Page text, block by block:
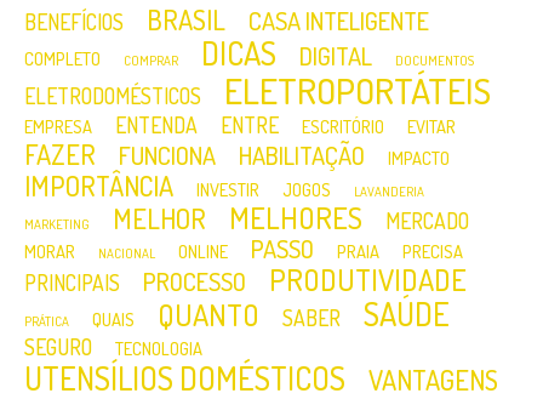
BENEFÍCIOS BRASIL CASA INTELIGENTE
COMPLETO COMPRAR DICAS DIGITAL DOCUMENTOS
ELETRODOMÉSTICOS ELETROPORTÁTEIS
EMPRESA ENTENDA ENTRE ESCRITÓRIO EVITAR
FAZER FUNCIONA HABILITAÇÃO IMPACTO
IMPORTÂNCIA INVESTIR JOGOS
LAVANDERIA
MARKETING
MELHOR MELHORES MERCADO
MORAR NACIONAL ONLINE PASSO PRAIA PRECISA
PRINCIPAIS PROCESSO PRODUTIVIDADE
PRÁTICA QUAIS QUANTO SABER SAÚDE
SEGURO TECNOLOGIA
UTENSÍLIOS DOMÉSTICOS VANTAGENS